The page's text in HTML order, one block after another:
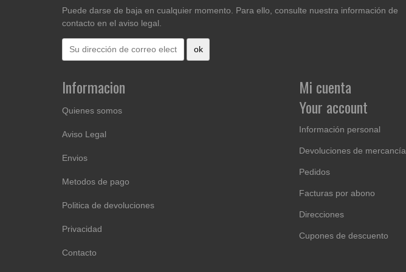
Puede darse de baja en cualquier momento. Para ello, consulte nuestra información de
contacto en el aviso legal.
Informacion
Quienes somos
Aviso Legal
Envios
Metodos de pago
Politica de devoluciones
Privacidad
Contacto
Mi cuenta
Your account
Información personal
Devoluciones de mercancía
Pedidos
Facturas por abono
Direcciones
Cupones de descuento